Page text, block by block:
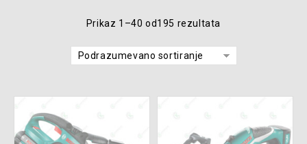
Opseg cena
Kategorije proizvoda
Aku. alati(195)
Prikaz 1–40 od195 rezultata
Podrazumevano sortiranje